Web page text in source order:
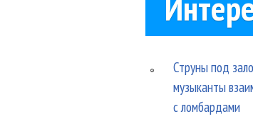
Струны под
музыканты
с ломбардами